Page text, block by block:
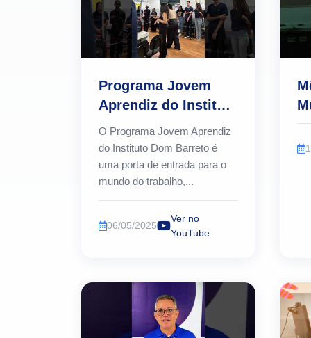
Programa Jovem
Aprendiz do Instituto
Dom Barreto (IDB)
O Programa Jovem Aprendiz
do Instituto Dom Barreto é
uma porta de entrada para o
mundo do trabalho,...
06/05/2025
Ver no
YouTube